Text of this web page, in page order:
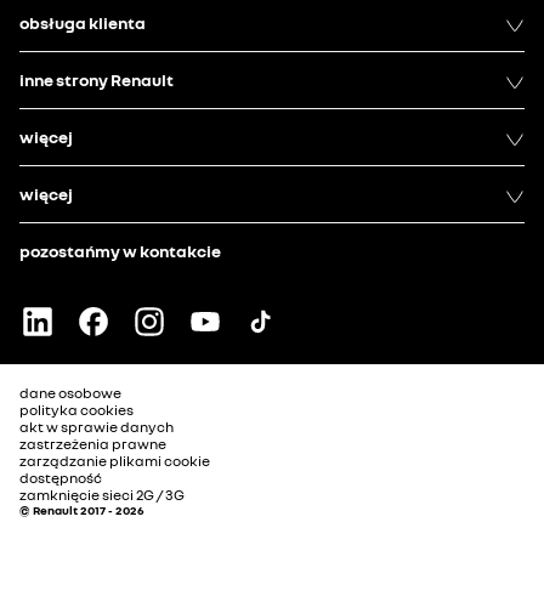
obsługa klienta
inne strony Renault
więcej
więcej
pozostańmy w kontakcie
dane osobowe
polityka cookies
akt w sprawie danych
zastrzeżenia prawne
zarządzanie plikami cookie
dostępność
zamknięcie sieci 2G / 3G
© Renault 2017 - 2026